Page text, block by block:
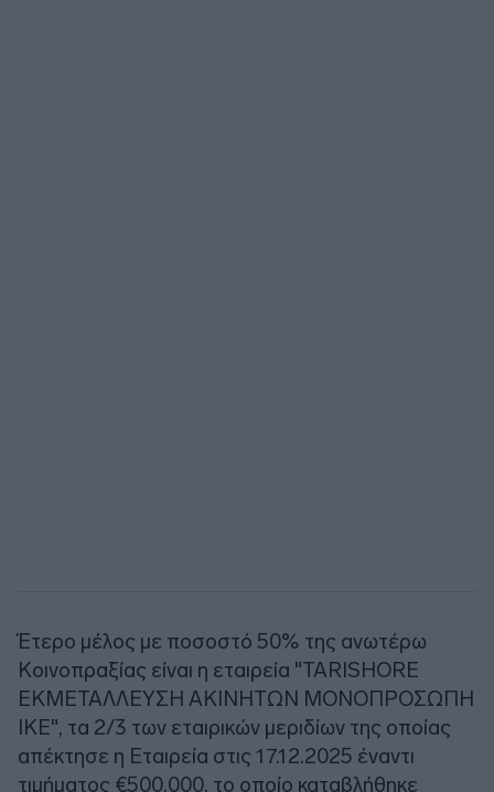
Έτερο μέλος με ποσοστό 50% της ανωτέρω
Κοινοπραξίας είναι η εταιρεία "TARISHORE
ΕΚΜΕΤΑΛΛΕΥΣΗ ΑΚΙΝΗΤΩΝ ΜΟΝΟΠΡΟΣΩΠΗ
ΙΚΕ", τα 2/3 των εταιρικών μεριδίων της οποίας
απέκτησε η Εταιρεία στις 17.12.2025 έναντι
τιμήματος €500.000, το οποίο καταβλήθηκε